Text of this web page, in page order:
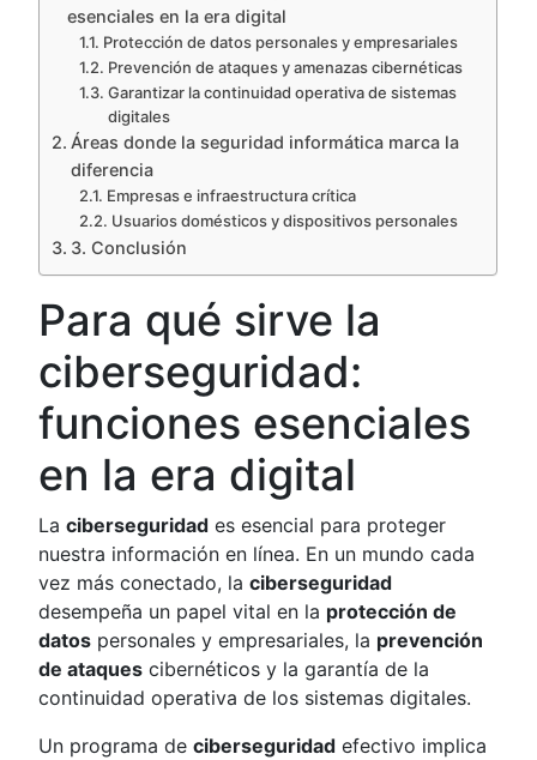
esenciales en la era digital
Protección de datos personales y empresariales
Prevención de ataques y amenazas cibernéticas
Garantizar la continuidad operativa de sistemas
digitales
Áreas donde la seguridad informática marca la
diferencia
Empresas e infraestructura crítica
Usuarios domésticos y dispositivos personales
3. Conclusión
Para qué sirve la
ciberseguridad:
funciones esenciales
en la era digital
Laciberseguridad es esencial para proteger
nuestra información en línea. En un mundo cada
vez más conectado, laciberseguridad
desempeña un papel vital en la protección de
datos personales y empresariales, la prevención
de ataques cibernéticos y la garantía de la
continuidad operativa de los sistemas digitales.
Un programa deciberseguridad efectivo implica